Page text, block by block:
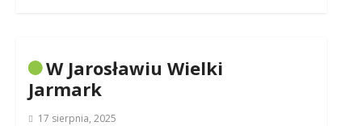
W Jarosławiu Wielki
Jarmark
17 sierpnia, 2025